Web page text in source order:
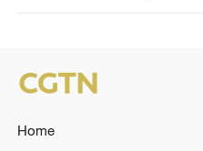
Home